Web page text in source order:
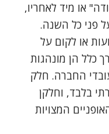
או מיד לאחריו,
פני כל השנה.
או לקום על
כלל הן מונהגות
החברה. חלק
בלבד, וחלקן
המצויות